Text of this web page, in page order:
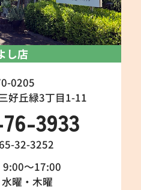
し店
0205
好丘緑3丁目1-11
3933
32-3252
～17:00
曜・木曜